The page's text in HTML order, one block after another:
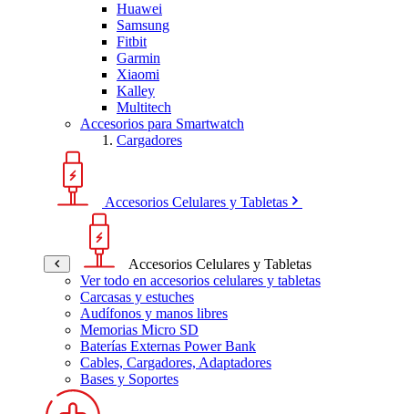
Huawei
Samsung
Fitbit
Garmin
Xiaomi
Kalley
Multitech
Accesorios para Smartwatch
Cargadores
Accesorios Celulares y Tabletas
Accesorios Celulares y Tabletas
Ver todo en accesorios celulares y tabletas
Carcasas y estuches
Audífonos y manos libres
Memorias Micro SD
Baterías Externas Power Bank
Cables, Cargadores, Adaptadores
Bases y Soportes